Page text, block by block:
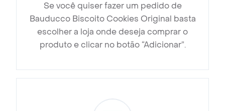
Se você quiser fazer um pedido de
Bauducco Biscoito Cookies Original basta
escolher a loja onde deseja comprar o
produto e clicar no botão “Adicionar”.